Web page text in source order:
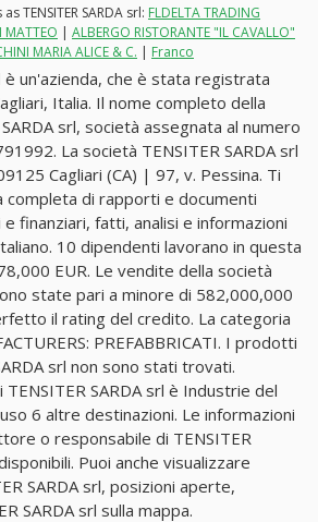
TENSITER SARDA srl: FLDELTA TRADING
MATTEO | ALBERGO RISTORANTE "IL CAVALLO"
MARIA ALICE & C. | Franco
è un'azienda, che è stata registrata
Italia. Il nome completo della
srl, società assegnata al numero
La società TENSITER SARDA srl
Cagliari (CA) | 97, v. Pessina. Ti
completa di rapporti e documenti
finanziari, fatti, analisi e informazioni
10 dipendenti lavorano in questa
EUR. Le vendite della società
state pari a minore di 582,000,000
il rating del credito. La categoria
PREFABBRICATI. I prodotti
srl non sono stati trovati.
SARDA srl è Industrie del
6 altre destinazioni. Le informazioni
o responsabile di TENSITER
Puoi anche visualizzare
SARDA srl, posizioni aperte,
SARDA srl sulla mappa.